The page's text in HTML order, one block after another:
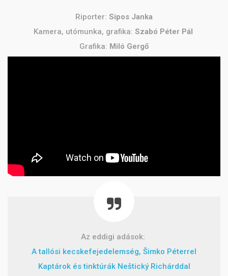
Riporter: Sipos Janka
Kamera, utómunka, grafika: Szabó Péter Pál
Grafika: Miló Gergő
Az eddigi adások:
A tallósi kecskefejedelemség, Šimko Péterrel
Kaptárok és tinktúrák Neštický Richárddal